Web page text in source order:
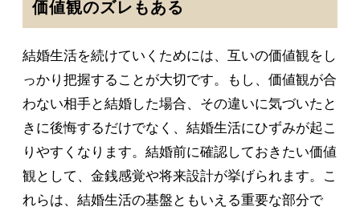
価値観のズレもある
結婚生活を続けていくためには、互いの価値観をし
っかり把握することが大切です。もし、価値観が合
わない相手と結婚した場合、その違いに気づいたと
きに後悔するだけでなく、結婚生活にひずみが起こ
りやすくなります。結婚前に確認しておきたい価値
観として、金銭感覚や将来設計が挙げられます。こ
れらは、結婚生活の基盤ともいえる重要な部分で